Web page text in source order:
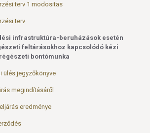
terv 1 modositas
terv
infrastruktúra-beruházások esetén
feltárásokhoz kapcsolódó kézi
bontómunka
ülés jegyzőkönyve
megindításáről
eredménye